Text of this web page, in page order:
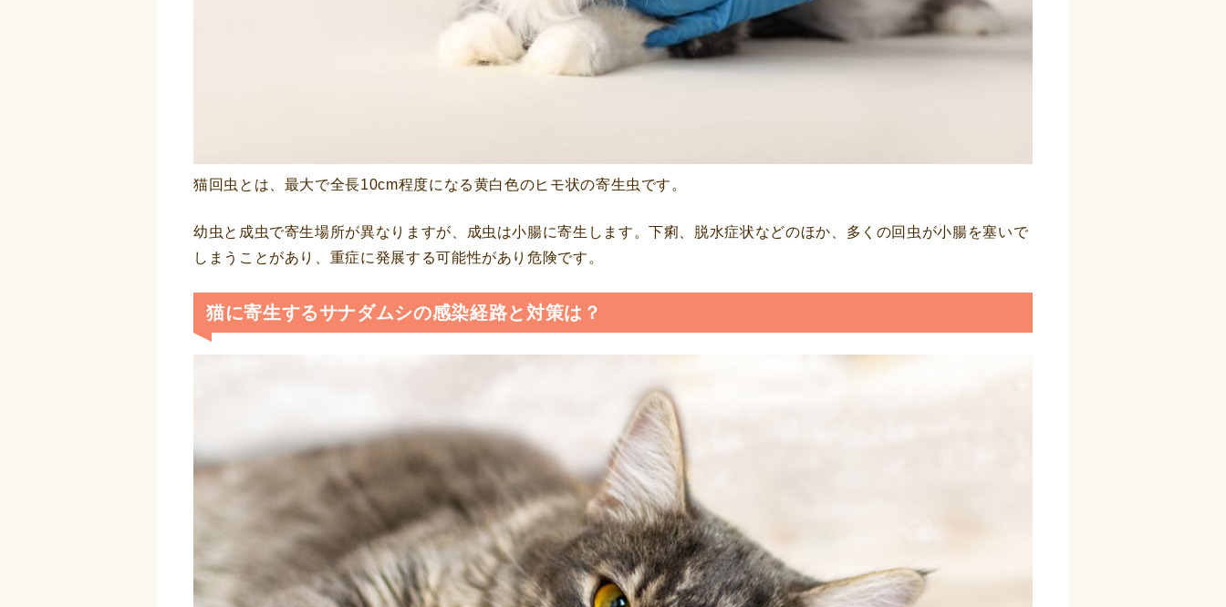
猫回虫とは、最大で全長10cm程度になる黄白色のヒモ状の寄生虫です。
幼虫と成虫で寄生場所が異なりますが、成虫は小腸に寄生します。下痢、脱水症状などのほか、多くの回虫が小腸を塞いで
しまうことがあり、重症に発展する可能性があり危険です。
猫に寄生するサナダムシの感染経路と対策は？